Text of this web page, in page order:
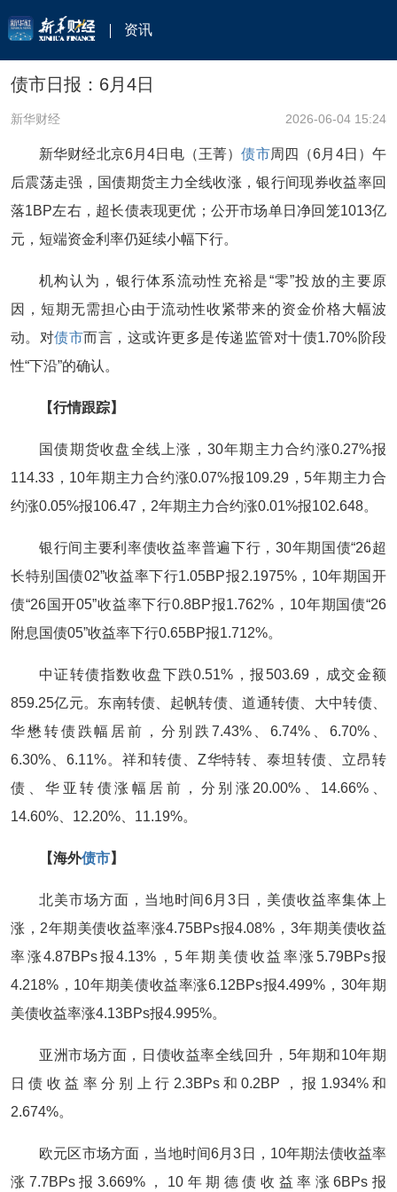
资讯
债市日报：6月4日
新华财经 2026-06-04 15:24
新华财经北京6月4日电（王菁）债市周四（6月4日）午
后震荡走强，国债期货主力全线收涨，银行间现券收益率回
落1BP左右，超长债表现更优；公开市场单日净回笼1013亿
元，短端资金利率仍延续小幅下行。
机构认为，银行体系流动性充裕是“零”投放的主要原
因，短期无需担心由于流动性收紧带来的资金价格大幅波
动。对债市而言，这或许更多是传递监管对十债1.70%阶段
性“下沿”的确认。
【行情跟踪】
国债期货收盘全线上涨，30年期主力合约涨0.27%报
114.33，10年期主力合约涨0.07%报109.29，5年期主力合
约涨0.05%报106.47，2年期主力合约涨0.01%报102.648。
银行间主要利率债收益率普遍下行，30年期国债“26超
长特别国债02”收益率下行1.05BP报2.1975%，10年期国开
债“26国开05”收益率下行0.8BP报1.762%，10年期国债“26
附息国债05”收益率下行0.65BP报1.712%。
中证转债指数收盘下跌0.51%，报503.69，成交金额
859.25亿元。东南转债、起帆转债、道通转债、大中转债、
华懋转债跌幅居前，分别跌7.43%、6.74%、6.70%、
6.30%、6.11%。祥和转债、Z华特转、泰坦转债、立昂转
债、华亚转债涨幅居前，分别涨20.00%、14.66%、
14.60%、12.20%、11.19%。
【海外债市】
北美市场方面，当地时间6月3日，美债收益率集体上
涨，2年期美债收益率涨4.75BPs报4.08%，3年期美债收益
率涨4.87BPs报4.13%，5年期美债收益率涨5.79BPs报
4.218%，10年期美债收益率涨6.12BPs报4.499%，30年期
美债收益率涨4.13BPs报4.995%。
亚洲市场方面，日债收益率全线回升，5年期和10年期
日债收益率分别上行2.3BPs和0.2BP，报1.934%和
2.674%。
欧元区市场方面，当地时间6月3日，10年期法债收益率
涨7.7BPs报3.669%，10年期德债收益率涨6BPs报